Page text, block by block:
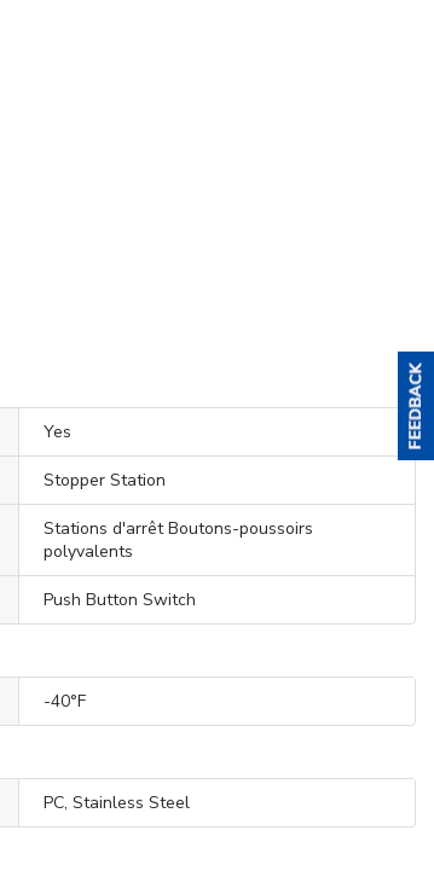
Yes
Stopper Station
Stations d'arrêt Boutons-poussoirs
polyvalents
Push Button Switch
-40°F
PC, Stainless Steel